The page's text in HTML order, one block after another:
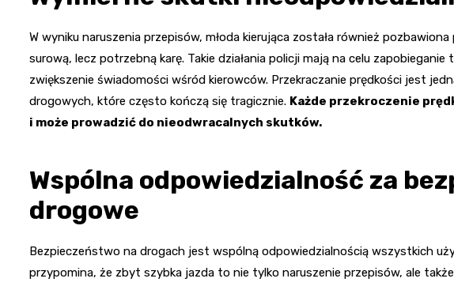
W wyniku naruszenia przepisów, młoda kierująca została również
surową, lecz potrzebną karę. Takie działania policji mają na celu
zwiększenie świadomości wśród kierowców. Przekraczanie prędkości jest
drogowych, które często kończą się tragicznie. Każde przekroczenie
i może prowadzić do nieodwracalnych skutków.
Wspólna odpowiedzialność za
drogowe
Bezpieczeństwo na drogach jest wspólną odpowiedzialnością wszystkich
przypomina, że zbyt szybka jazda to nie tylko naruszenie przepisów, ale